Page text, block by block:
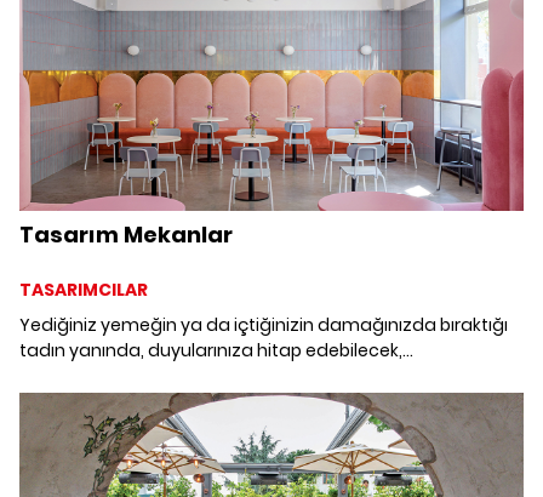
Tasarım Mekanlar
TASARIMCILAR
Yediğiniz yemeğin ya da içtiğinizin damağınızda bıraktığı
tadın yanında, duyularınıza hitap edebilecek,